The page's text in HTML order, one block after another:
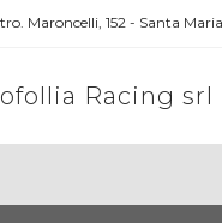
Maroncelli, 152 - Santa
Racing srl